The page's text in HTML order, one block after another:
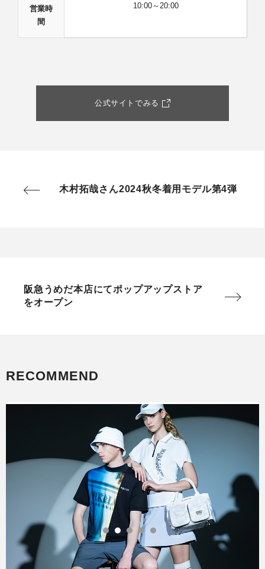
RECOMMEND
営業時
間
10:00～20:00
公式サイトでみる
木村拓哉さん2024秋冬着用モデル第4弾
阪急うめだ本店にてポップアップストア
をオープン